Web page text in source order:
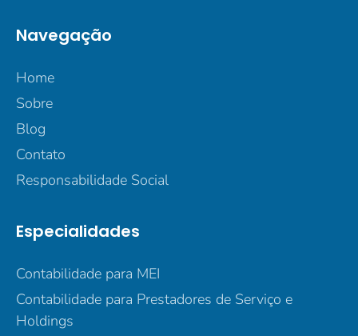
Navegação
Home
Sobre
Blog
Contato
Responsabilidade Social
Especialidades
Contabilidade para MEI
Contabilidade para Prestadores de Serviço e
Holdings